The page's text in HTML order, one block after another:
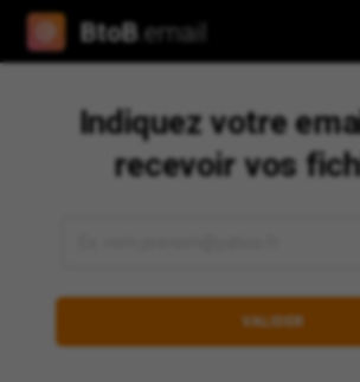
BtoB .email
Indiquez votre
recevoir vos